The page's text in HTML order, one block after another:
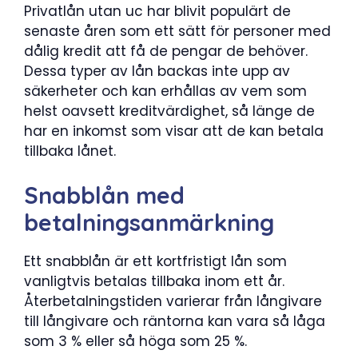
Privatlån utan uc har blivit populärt de
senaste åren som ett sätt för personer med
dålig kredit att få de pengar de behöver.
Dessa typer av lån backas inte upp av
säkerheter och kan erhållas av vem som
helst oavsett kreditvärdighet, så länge de
har en inkomst som visar att de kan betala
tillbaka lånet.
Snabblån med
betalningsanmärkning
Ett snabblån är ett kortfristigt lån som
vanligtvis betalas tillbaka inom ett år.
Återbetalningstiden varierar från långivare
till långivare och räntorna kan vara så låga
som 3 % eller så höga som 25 %.